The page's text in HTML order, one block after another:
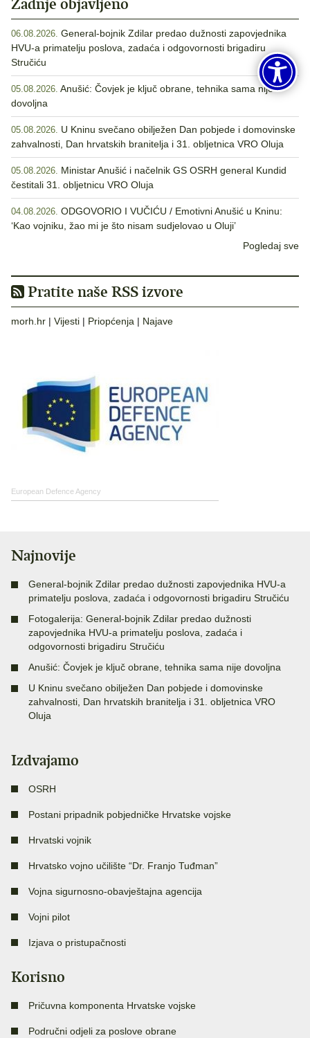
Zadnje objavljeno
06.08.2026. General-bojnik Zdilar predao dužnosti zapovjednika
HVU-a primatelju poslova, zadaća i odgovornosti brigadiru
Stručiću
05.08.2026. Anušić: Čovjek je ključ obrane, tehnika sama nije
dovoljna
05.08.2026. U Kninu svečano obilježen Dan pobjede i domovinske
zahvalnosti, Dan hrvatskih branitelja i 31. obljetnica VRO Oluja
05.08.2026. Ministar Anušić i načelnik GS OSRH general Kundid
čestitali 31. obljetnicu VRO Oluja
04.08.2026. ODGOVORIO I VUČIĆU / Emotivni Anušić u Kninu:
‘Kao vojniku, žao mi je što nisam sudjelovao u Oluji’
Pogledaj sve
Pratite naše RSS izvore
morh.hr | Vijesti | Priopćenja | Najave
European Defence Agency
Najnovije
General-bojnik Zdilar predao dužnosti zapovjednika HVU-a
primatelju poslova, zadaća i odgovornosti brigadiru Stručiću
Fotogalerija: General-bojnik Zdilar predao dužnosti
zapovjednika HVU-a primatelju poslova, zadaća i
odgovornosti brigadiru Stručiću
Anušić: Čovjek je ključ obrane, tehnika sama nije dovoljna
U Kninu svečano obilježen Dan pobjede i domovinske
zahvalnosti, Dan hrvatskih branitelja i 31. obljetnica VRO
Oluja
Izdvajamo
OSRH
Postani pripadnik pobjedničke Hrvatske vojske
Hrvatski vojnik
Hrvatsko vojno učilište “Dr. Franjo Tuđman”
Vojna sigurnosno-obavještajna agencija
Vojni pilot
Izjava o pristupačnosti
Korisno
Pričuvna komponenta Hrvatske vojske
Područni odjeli za poslove obrane